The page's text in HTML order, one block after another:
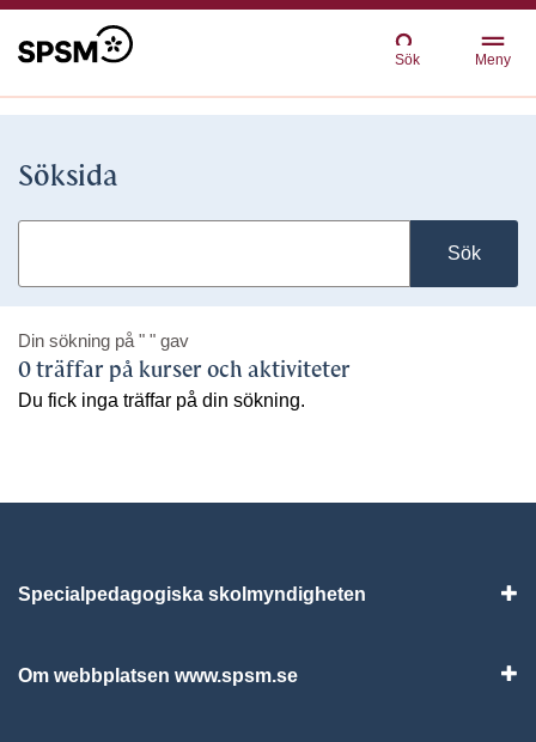
Sök Meny
Söksida
Sök
Din sökning på " " gav
0 träffar på kurser och aktiviteter
Du fick inga träffar på din sökning.
Specialpedagogiska skolmyndigheten
Om webbplatsen www.spsm.se